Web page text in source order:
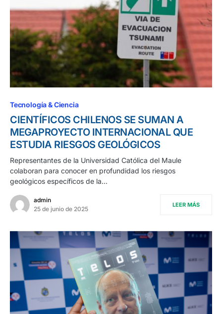
Tecnología & Ciencia
CIENTÍFICOS CHILENOS SE SUMAN A
MEGAPROYECTO INTERNACIONAL QUE
ESTUDIA RIESGOS GEOLÓGICOS
Representantes de la Universidad Católica del Maule
colaboran para conocer en profundidad los riesgos
geológicos específicos de la…
admin
25 de junio de 2025
LEER MÁS